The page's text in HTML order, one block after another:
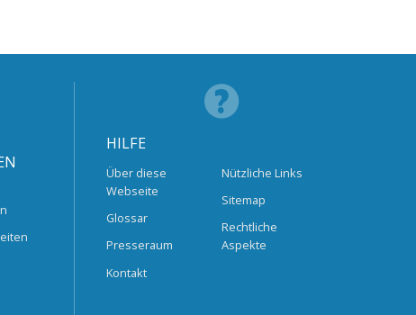
HILFE
Über diese
Webseite
Glossar
Presseraum
Kontakt
Nützliche Links
Sitemap
Rechtliche
Aspekte